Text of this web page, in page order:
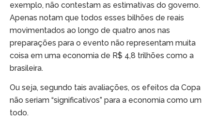
exemplo, não contestam as estimativas do governo.
Apenas notam que todos esses bilhões de reais
movimentados ao longo de quatro anos nas
preparações para o evento não representam muita
coisa em uma economia de R$ 4,8 trilhões como a
brasileira.
Ou seja, segundo tais avaliações, os efeitos da Copa
não seriam “significativos” para a economia como um
todo.